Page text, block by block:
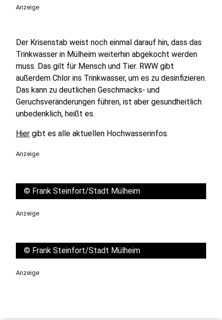
Anzeige
Der Krisenstab weist noch einmal darauf hin, dass das
Trinkwasser in Mülheim weiterhin abgekocht werden
muss. Das gilt für Mensch und Tier. RWW gibt
außerdem Chlor ins Trinkwasser, um es zu desinfizieren.
Das kann zu deutlichen Geschmacks- und
Geruchsveränderungen führen, ist aber gesundheitlich
unbedenklich, heißt es.
Hier gibt es alle aktuellen Hochwasserinfos.
Anzeige
© Frank Steinfort/Stadt Mülheim
Anzeige
© Frank Steinfort/Stadt Mülheim
Anzeige